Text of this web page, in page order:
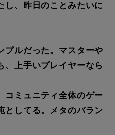
し、昨日のことみたいに
プルだった。マスターや
、上手いプレイヤーなら
コミュニティ全体のゲー
としてる。メタのバラン